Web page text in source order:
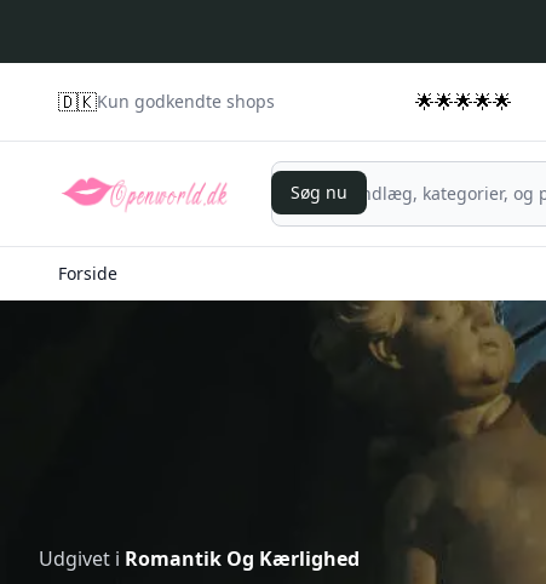
🇩🇰Kun godkendte shops 🌟🌟🌟🌟🌟
Søg nu
Søg nu
Forside
Udgivet i Romantik Og Kærlighed